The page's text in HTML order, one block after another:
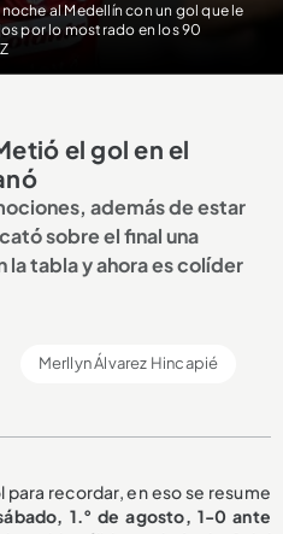
al Medellín con un gol que le
por lo mostrado en los 90
el gol en el
además de estar
sobre el final una
tabla y ahora es colíder
Merllyn Álvarez Hincapié
para recordar, en eso se resume
1.° de agosto, 1-0 ante